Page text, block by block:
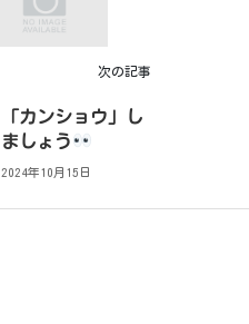
次の記事
「カンショウ」し
ましょう
2024年10月15日